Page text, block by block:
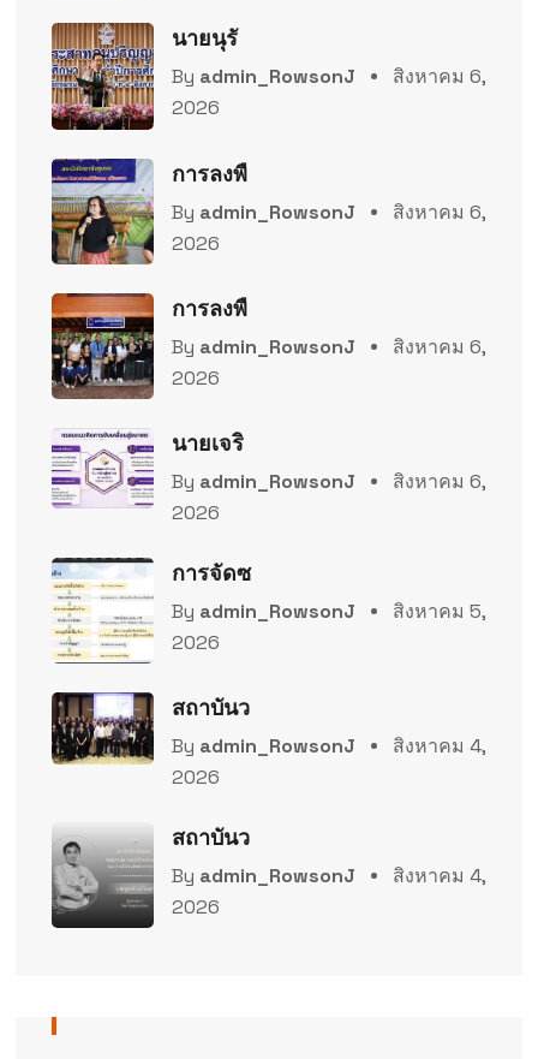
นายนุรั
By admin_RowsonJ
สิงหาคม 6,
2026
การลงพื
By admin_RowsonJ
สิงหาคม 6,
2026
การลงพื
By admin_RowsonJ
สิงหาคม 6,
2026
นายเจริ
By admin_RowsonJ
สิงหาคม 6,
2026
การจัดซ
By admin_RowsonJ
สิงหาคม 5,
2026
สถาบันว
By admin_RowsonJ
สิงหาคม 4,
2026
สถาบันว
By admin_RowsonJ
สิงหาคม 4,
2026